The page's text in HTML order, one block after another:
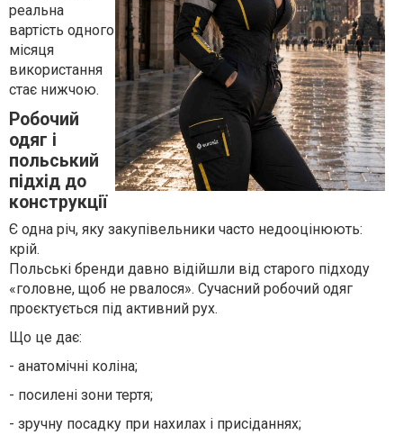
реальна
вартість одного
місяця
використання
стає нижчою.
Робочий
одяг і
польський
підхід до
конструкції
Є одна річ, яку закупівельники часто недооцінюють:
крій.
Польські бренди давно відійшли від старого підходу
«головне, щоб не рвалося». Сучасний робочий одяг
проєктується під активний рух.
Що це дає:
- анатомічні коліна;
- посилені зони тертя;
- зручну посадку при нахилах і присіданнях;